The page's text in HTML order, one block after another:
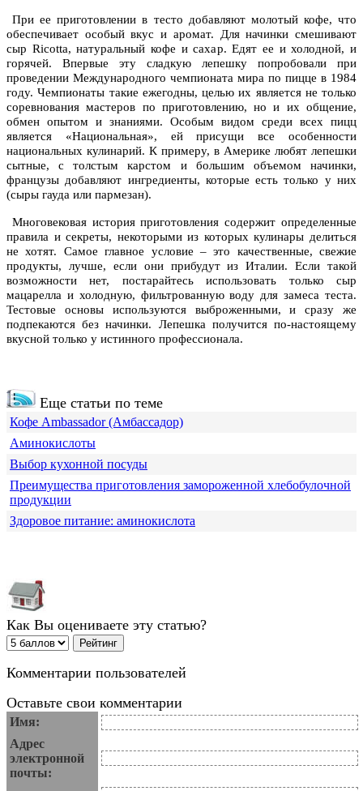
При ее приготовлении в тесто добавляют молотый кофе, что
обеспечивает особый вкус и аромат. Для начинки смешивают
сыр Ricotta, натуральный кофе и сахар. Едят ее и холодной, и
горячей. Впервые эту сладкую лепешку попробовали при
проведении Международного чемпионата мира по пицце в 1984
году. Чемпионаты такие ежегодны, целью их является не только
соревнования мастеров по приготовлению, но и их общение,
обмен опытом и знаниями. Особым видом среди всех пицц
является «Национальная», ей присущи все особенности
национальных кулинарий. К примеру, в Америке любят лепешки
сытные, с толстым карстом и большим объемом начинки,
французы добавляют ингредиенты, которые есть только у них
(сыры гауда или пармезан).
Многовековая история приготовления содержит определенные
правила и секреты, некоторыми из которых кулинары делиться
не хотят. Самое главное условие – это качественные, свежие
продукты, лучше, если они прибудут из Италии. Если такой
возможности нет, постарайтесь использовать только сыр
мацарелла и холодную, фильтрованную воду для замеса теста.
Тестовые основы используются выброженными, и сразу же
подпекаются без начинки. Лепешка получится по-настоящему
вкусной только у истинного профессионала.
Еще статьи по теме
Кофе Ambassador (Амбассадор)
Аминокислоты
Выбор кухонной посуды
Преимущества приготовления замороженной хлебобулочной
продукции
Здоровое питание: аминокислота
Как Вы оцениваете эту статью?
Комментарии пользователей
Оставьте свои комментарии
Имя:
Адрес
электронной
почты: